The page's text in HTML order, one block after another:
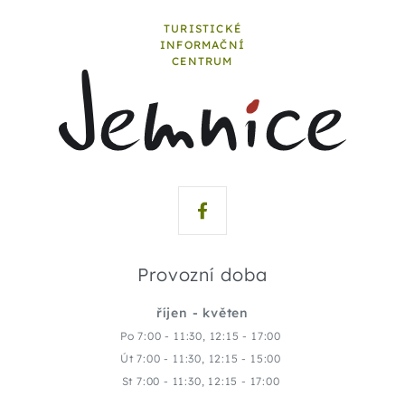
TURISTICKÉ
INFORMAČNÍ
CENTRUM
Provozní doba
říjen - květen
Po 7:00 - 11:30, 12:15 - 17:00
Út 7:00 - 11:30, 12:15 - 15:00
St 7:00 - 11:30, 12:15 - 17:00